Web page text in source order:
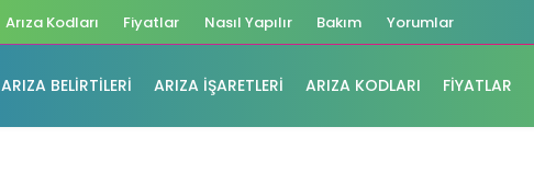
Arıza Kodları Fiyatlar Nasıl Yapılır Bakım Yorumlar
ARIZA BELIRTILERI ARIZA İŞARETLERI ARIZA KODLARI FIYATLAR